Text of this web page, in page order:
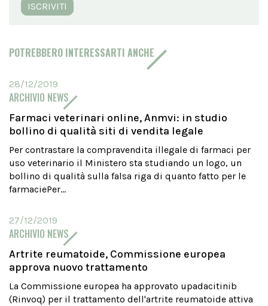
ISCRIVITI
POTREBBERO INTERESSARTI ANCHE
28/12/2019
ARCHIVIO NEWS
Farmaci veterinari online, Anmvi: in studio
bollino di qualità siti di vendita legale
Per contrastare la compravendita illegale di farmaci per
uso veterinario il Ministero sta studiando un logo, un
bollino di qualità sulla falsa riga di quanto fatto per le
farmaciePer...
27/12/2019
ARCHIVIO NEWS
Artrite reumatoide, Commissione europea
approva nuovo trattamento
La Commissione europea ha approvato upadacitinib
(Rinvoq) per il trattamento dell'artrite reumatoide attiva